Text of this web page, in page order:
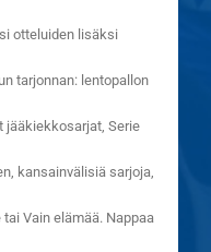
otteluiden lisäksi
tarjonnan: lentopallon
jääkiekkosarjat, Serie
kansainvälisiä sarjoja,
Vain elämää. Nappaa